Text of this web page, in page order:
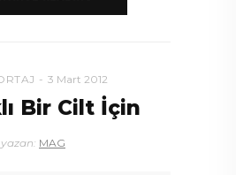
3 Mart 2012
Bir Cilt İçin
yazan: MAG